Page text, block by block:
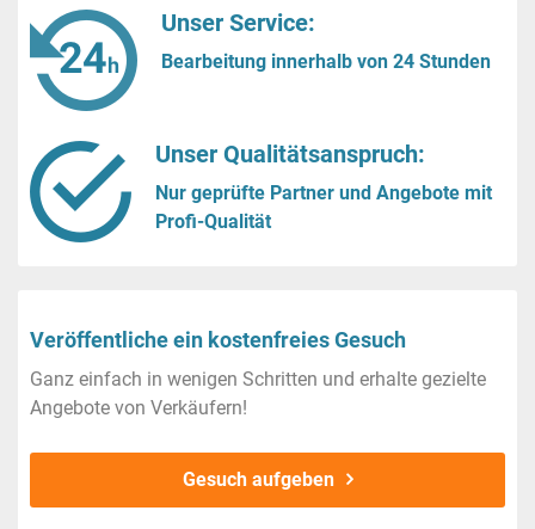
Unser Service:
Bearbeitung innerhalb von 24 Stunden
Unser Qualitätsanspruch:
Nur geprüfte Partner und Angebote mit
Profi-Qualität
Veröffentliche ein kostenfreies Gesuch
Ganz einfach in wenigen Schritten und erhalte gezielte
Angebote von Verkäufern!
Gesuch aufgeben